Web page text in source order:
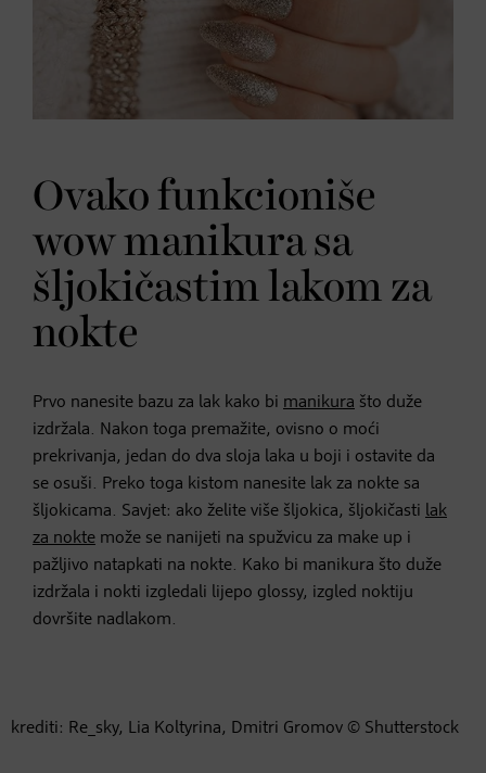
Ovako funkcioniše
wow manikura sa
šljokičastim lakom za
nokte
Prvo nanesite bazu za lak kako bi manikura što duže
izdržala. Nakon toga premažite, ovisno o moći
prekrivanja, jedan do dva sloja laka u boji i ostavite da
se osuši. Preko toga kistom nanesite lak za nokte sa
šljokicama. Savjet: ako želite više šljokica, šljokičasti lak
za nokte može se nanijeti na spužvicu za make up i
pažljivo natapkati na nokte. Kako bi manikura što duže
izdržala i nokti izgledali lijepo glossy, izgled noktiju
dovršite nadlakom.
krediti: Re_sky, Lia Koltyrina, Dmitri Gromov © Shutterstock